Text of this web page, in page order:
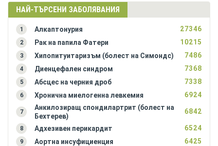
НАЙ-ТЪРСЕНИ ЗАБОЛЯВАНИЯ
1 Алкаптонурия 27346
2 Рак на папила Фатери 10215
3 Хипопитуитаризъм (болест на Симондс) 7486
4 Диенцефален синдром 7368
5 Абсцес на черния дроб 7338
6 Хронична миелогенна левкемия 6924
7
Анкилозиращ спондилартрит (болест на
Бехтерев)
6842
8 Адхезивен перикардит 6524
9 Аортна инсуфициенция 6425